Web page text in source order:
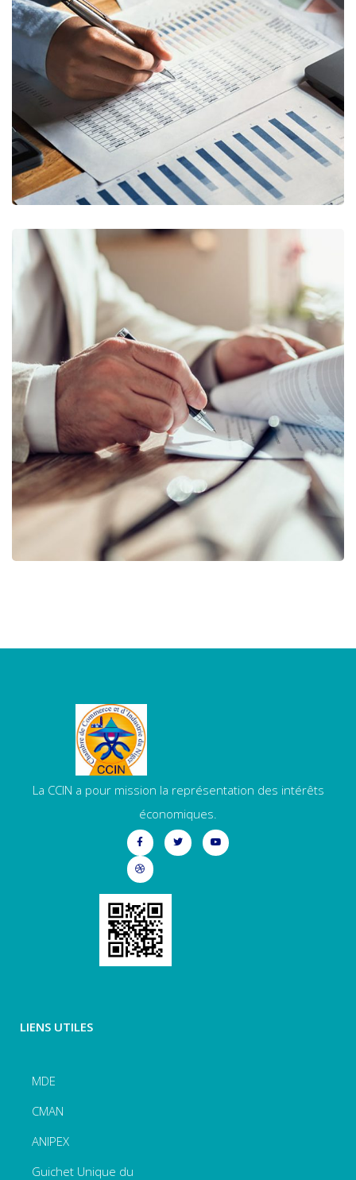
Insurance Finance
FINANCE/STARTUP
Business Planning
BUSINESS/STARTUP
La CCIN a pour mission la représentation des intérêts
économiques.
LIENS UTILES
MDE
CMAN
ANIPEX
Guichet Unique du